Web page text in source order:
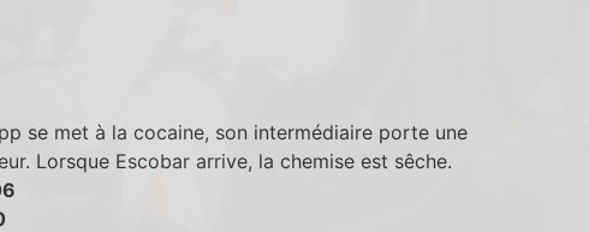
se met à la cocaine, son intermédiaire porte une
Lorsque Escobar arrive, la chemise est sêche.